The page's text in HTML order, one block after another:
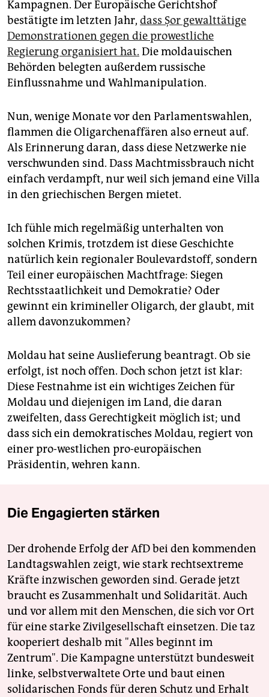
Kampagnen. Der Europäische Gerichtshof
bestätigte im letzten Jahr, dass Șor gewalttätige
Demonstrationen gegen die prowestliche
Regierung organisiert hat. Die moldauischen
Behörden belegten außerdem russische
Einflussnahme und Wahlmanipulation.
Nun, wenige Monate vor den Parlamentswahlen,
flammen die Oligarchenaffären also erneut auf.
Als Erinnerung daran, dass diese Netzwerke nie
verschwunden sind. Dass Machtmissbrauch nicht
einfach verdampft, nur weil sich jemand eine Villa
in den griechischen Bergen mietet.
Ich fühle mich regelmäßig unterhalten von
solchen Krimis, trotzdem ist diese Geschichte
natürlich kein regionaler Boulevardstoff, sondern
Teil einer europäischen Machtfrage: Siegen
Rechtsstaatlichkeit und Demokratie? Oder
gewinnt ein krimineller Oligarch, der glaubt, mit
allem davonzukommen?
Moldau hat seine Auslieferung beantragt. Ob sie
erfolgt, ist noch offen. Doch schon jetzt ist klar:
Diese Festnahme ist ein wichtiges Zeichen für
Moldau und diejenigen im Land, die daran
zweifelten, dass Gerechtigkeit möglich ist; und
dass sich ein demokratisches Moldau, regiert von
einer pro-westlichen pro-europäischen
Präsidentin, wehren kann.
Die Engagierten stärken
Der drohende Erfolg der AfD bei den kommenden
Landtagswahlen zeigt, wie stark rechtsextreme
Kräfte inzwischen geworden sind. Gerade jetzt
braucht es Zusammenhalt und Solidarität. Auch
und vor allem mit den Menschen, die sich vor Ort
für eine starke Zivilgesellschaft einsetzen. Die taz
kooperiert deshalb mit "Alles beginnt im
Zentrum". Die Kampagne unterstützt bundesweit
linke, selbstverwaltete Orte und baut einen
solidarischen Fonds für deren Schutz und Erhalt